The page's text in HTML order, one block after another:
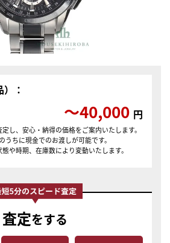
：
〜40,000 円
し、安心・納得の価格をご案内いたします。
うちに現金でのお渡しが可能です。
や時期、在庫数により変動いたします。
査定をする